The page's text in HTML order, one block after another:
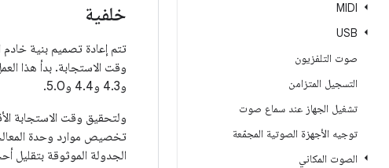
MIDI
USB
صوت التلفزيون
التسجيل المتزامن
تشغيل الجهاز عند سماع صوت
توجيه الأجهزة الصوتية المجمّعة
الصوت المكاني
خلفية
و4.3 و4.4 و5.0.
ولتحقيق وقت الاستجابة
الجدولة الموثوقة بتقليل